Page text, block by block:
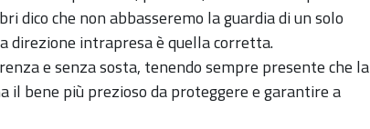
dico che non abbasseremo la guardia di un solo
direzione intrapresa è quella corretta.
e senza sosta, tenendo sempre presente che la
il bene più prezioso da proteggere e garantire a